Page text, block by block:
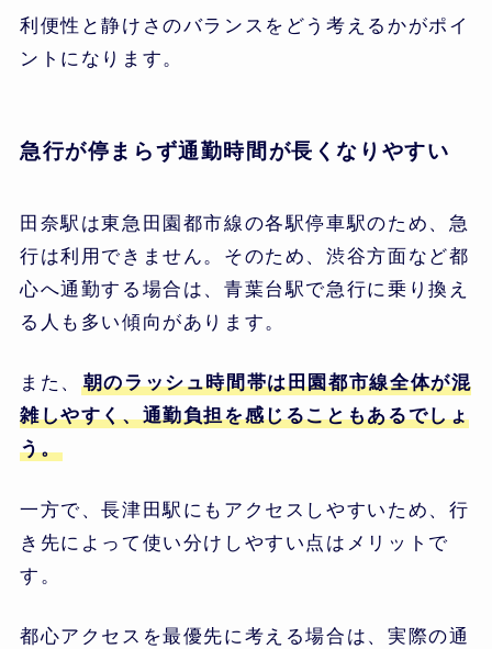
利便性と静けさのバランスをどう考えるかがポイ
ントになります。
急行が停まらず通勤時間が長くなりやすい
田奈駅は東急田園都市線の各駅停車駅のため、急
行は利用できません。そのため、渋谷方面など都
心へ通勤する場合は、青葉台駅で急行に乗り換え
る人も多い傾向があります。
また、
朝のラッシュ時間帯は田園都市線全体が混
雑しやすく、通勤負担を感じることもあるでしょ
う。
一方で、長津田駅にもアクセスしやすいため、行
き先によって使い分けしやすい点はメリットで
す。
都心アクセスを最優先に考える場合は、実際の通